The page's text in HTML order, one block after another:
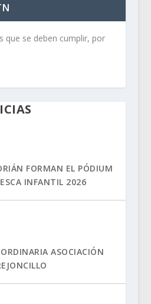
que se deben cumplir, por
FORMAN EL PÓDIUM
INFANTIL 2026
ASOCIACIÓN